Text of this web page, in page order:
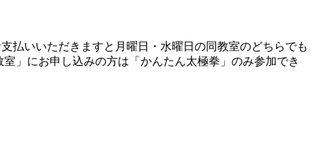
払いいただきますと月曜日・水曜日の同教室のどちらでも
」にお申し込みの方は「かんたん太極拳」のみ参加でき